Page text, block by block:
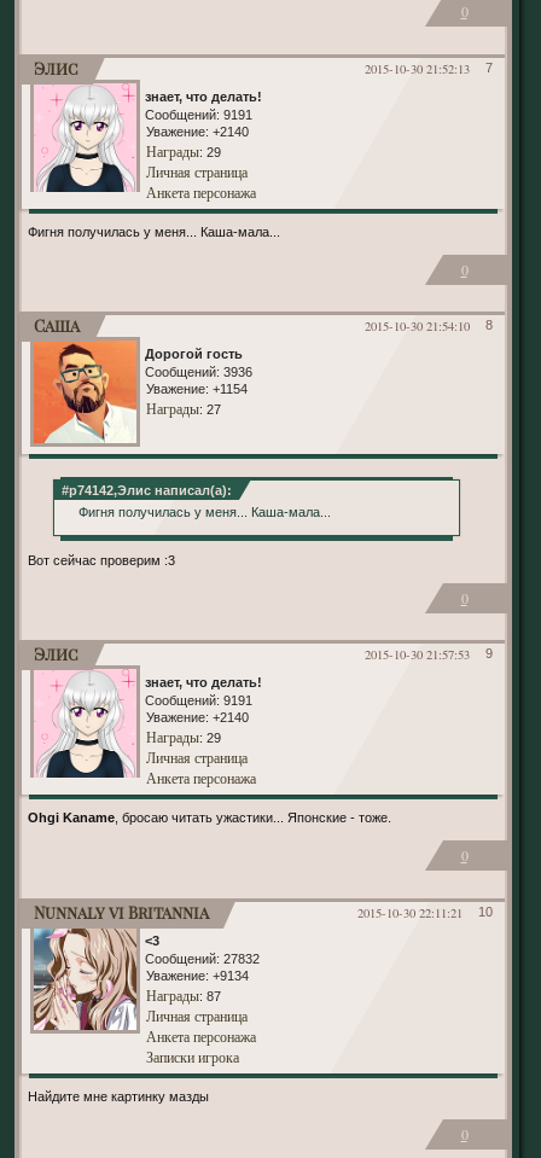
0
7
2015-10-30 21:52:13
Элис
знает, что делать!
Сообщений: 9191
Уважение: +2140
Награды: 29
Личная страница
Анкета персонажа
Фигня получилась у меня... Каша-мала...
0
8
2015-10-30 21:54:10
Саша
Дорогой гость
Сообщений: 3936
Уважение: +1154
Награды: 27
#p74142,Элис написал(а):
Фигня получилась у меня... Каша-мала...
Вот сейчас проверим :3
0
9
2015-10-30 21:57:53
Элис
знает, что делать!
Сообщений: 9191
Уважение: +2140
Награды: 29
Личная страница
Анкета персонажа
Ohgi Kaname , бросаю читать ужастики... Японские - тоже.
0
10
2015-10-30 22:11:21
Nunnaly vi Britannia
<3
Сообщений: 27832
Уважение: +9134
Награды: 87
Личная страница
Анкета персонажа
Записки игрока
Найдите мне картинку мазды
0